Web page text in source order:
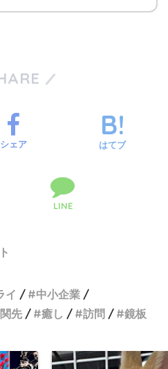
シェア はてブ
LINE
イ
中小企業
先 癒し 訪問 鏡板